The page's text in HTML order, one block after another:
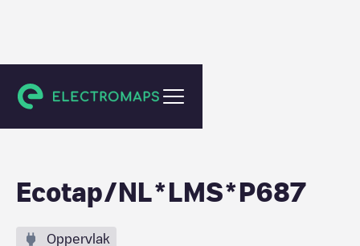
Tilburg
Ecotap/NL*LMS*P687
Oppervlak